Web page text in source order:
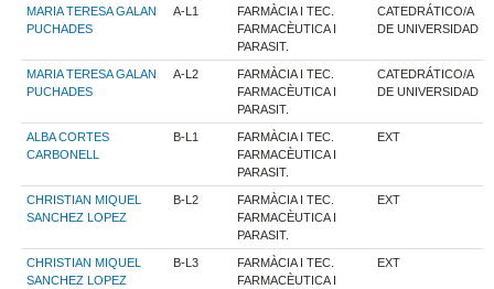
MARIA TERESA GALAN
PUCHADES
A-L1
FARMÀCIA I TEC.
FARMACÈUTICA I
PARASIT.
CATEDRÁTICO/A
DE UNIVERSIDAD
MARIA TERESA GALAN
PUCHADES
A-L2
FARMÀCIA I TEC.
FARMACÈUTICA I
PARASIT.
CATEDRÁTICO/A
DE UNIVERSIDAD
ALBA CORTES
CARBONELL
B-L1
FARMÀCIA I TEC.
FARMACÈUTICA I
PARASIT.
EXT
CHRISTIAN MIQUEL
SANCHEZ LOPEZ
B-L2
FARMÀCIA I TEC.
FARMACÈUTICA I
PARASIT.
EXT
CHRISTIAN MIQUEL
SANCHEZ LOPEZ
B-L3
FARMÀCIA I TEC.
FARMACÈUTICA I
EXT